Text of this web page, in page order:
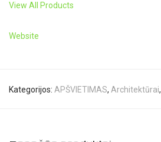
View All Products
Website
Kategorijos: APŠVIETIMAS, Architektūrai,